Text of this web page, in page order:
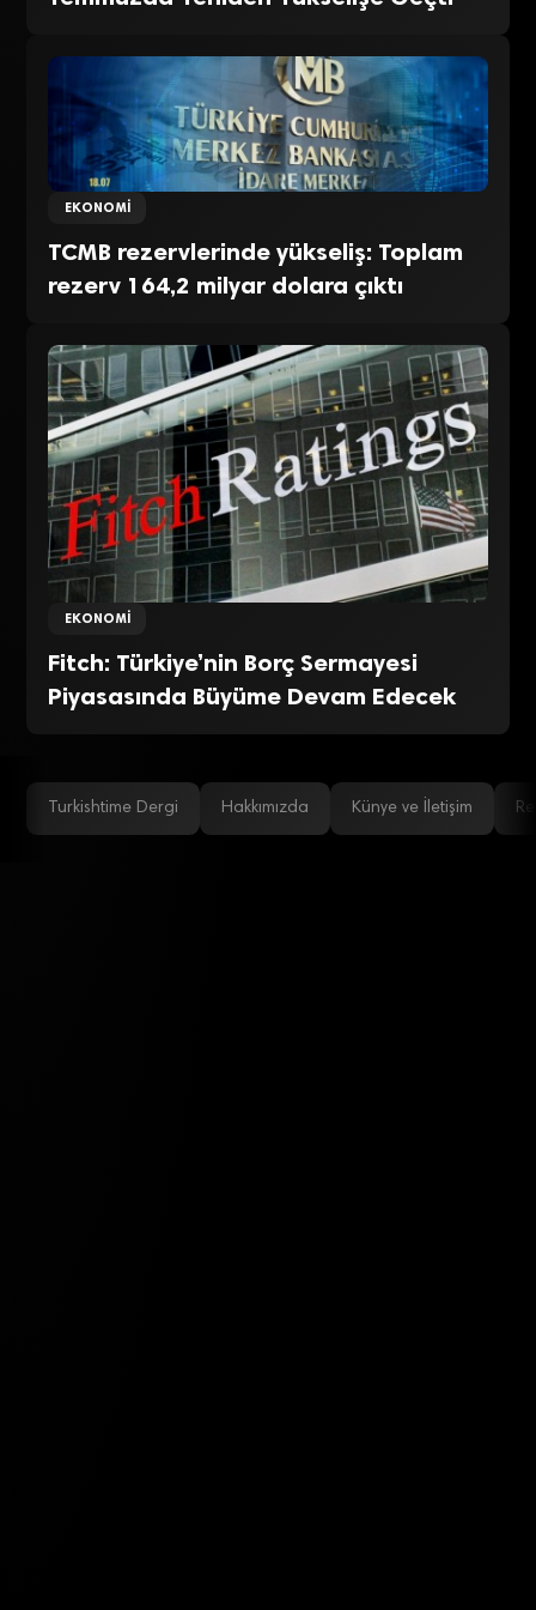
EKONOMI
TCMB rezervlerinde yükseliş: Toplam
rezerv 164,2 milyar dolara çıktı
EKONOMI
Fitch: Türkiye’nin Borç Sermayesi
Piyasasında Büyüme Devam Edecek
Turkishtime Dergi Hakkımızda Künye ve İletişim